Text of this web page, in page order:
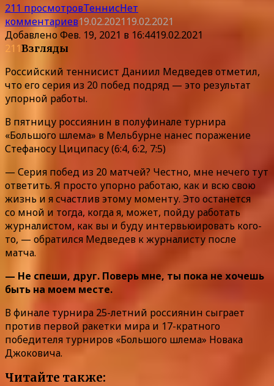
211 просмотровТеннисНет
комментариев19.02.2021 19.02.2021
Добавлено Фев. 19, 2021 в 16:4419.02.2021
211Взгляды
Российский теннисист Даниил Медведев отметил,
что его серия из 20 побед подряд — это результат
упорной работы.
В пятницу россиянин в полуфинале турнира
«Большого шлема» в Мельбурне нанес поражение
Стефаносу Циципасу (6:4, 6:2, 7:5)
— Серия побед из 20 матчей? Честно, мне нечего тут
ответить. Я просто упорно работаю, как и всю свою
жизнь и я счастлив этому моменту. Это останется
со мной и тогда, когда я, может, пойду работать
журналистом, как вы и буду интервьюировать кого-
то, — обратился Медведев к журналисту после
матча.
— Не спеши, друг. Поверь мне, ты пока не хочешь
быть на моем месте.
В финале турнира 25-летний россиянин сыграет
против первой ракетки мира и 17-кратного
победителя турниров «Большого шлема» Новака
Джоковича.
Читайте также: